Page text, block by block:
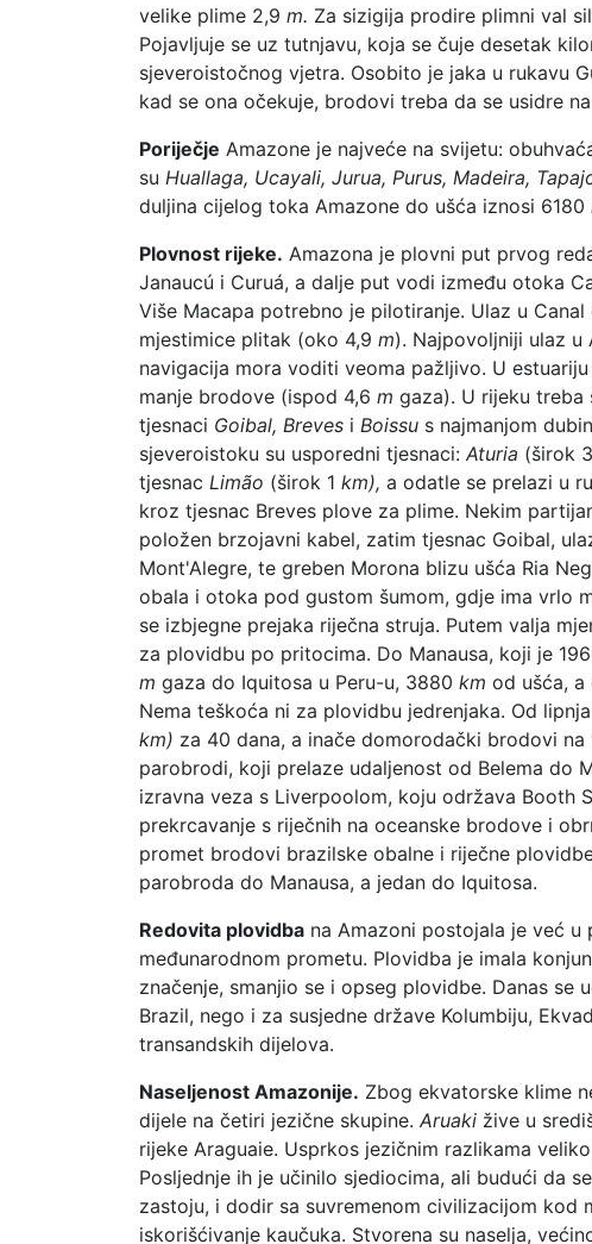
velike plime 2,9 m. Za sizigija prodire plimni val
Pojavljuje se uz tutnjavu, koja se čuje desetak
sjeveroistočnog vjetra. Osobito je jaka u rukavu
kad se ona očekuje, brodovi treba da se usidre
Poriječje Amazone je najveće na svijetu:
su Huallaga, Ucayali, Jurua, Purus, Madeira,
duljina cijelog toka Amazone do ušća iznosi 6180
Plovnost rijeke. Amazona je plovni put prvog
Janaucú i Curuá, a dalje put vodi između otoka
Više Macapa potrebno je pilotiranje. Ulaz u
mjestimice plitak (oko 4,9 m). Najpovoljniji ulaz u
navigacija mora voditi veoma pažljivo. U
manje brodove (ispod 4,6 m gaza). U rijeku treba
tjesnaci Goibal, Breves i Boissu s najmanjom
sjeveroistoku su usporedni tjesnaci: Aturia (širok
tjesnac Limão (širok 1 km), a odatle se prelazi u
kroz tjesnac Breves plove za plime. Nekim
položen brzojavni kabel, zatim tjesnac Goibal,
Mont'Alegre, te greben Morona blizu ušća Ria
obala i otoka pod gustom šumom, gdje ima vrlo
se izbjegne prejaka riječna struja. Putem valja
za plovidbu po pritocima. Do Manausa, koji je
m gaza do Iquitosa u Peru-u, 3880 km od ušća, a
Nema teškoća ni za plovidbu jedrenjaka. Od
km) za 40 dana, a inače domorodački brodovi
parobrodi, koji prelaze udaljenost od Belema do
izravna veza s Liverpoolom, koju održava Booth
prekrcavanje s riječnih na oceanske brodove i
promet brodovi brazilske obalne i riječne
parobroda do Manausa, a jedan do Iquitosa.
Redovita plovidba na Amazoni postojala je već u
međunarodnom prometu. Plovidba je imala
značenje, smanjio se i opseg plovidbe. Danas
Brazil, nego i za susjedne države Kolumbiju,
transandskih dijelova.
Naseljenost Amazonije. Zbog ekvatorske klime
dijele na četiri jezične skupine. Aruaki žive u
rijeke Araguaie. Usprkos jezičnim razlikama
Posljednje ih je učinilo sjediocima, ali budući da
zastoju, i dodir sa suvremenom civilizacijom kod
iskorišćivanje kaučuka. Stvorena su naselja,